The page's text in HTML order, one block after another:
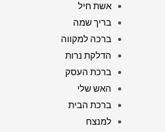
אשת חיל
בריך שמה
ברכה למקווה
הדלקת נרות
ברכת העסק
האש שלי
ברכת הבית
למנצח